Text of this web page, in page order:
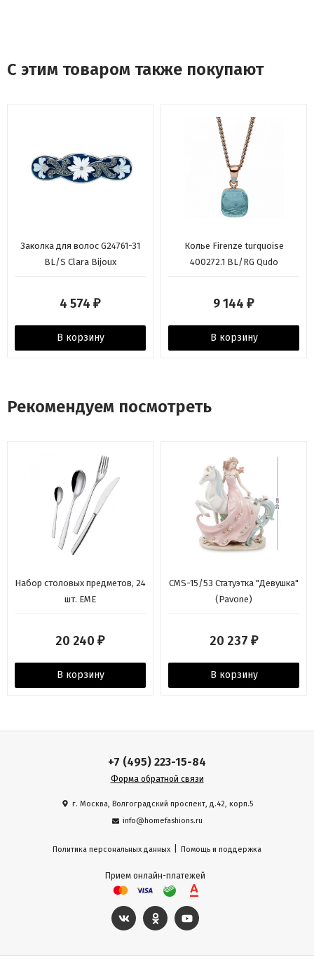
С этим товаром также покупают
Заколка для волос G24761-31
BL/S Clara Bijoux
4 574 ₽
В корзину
Колье Firenze turquoise
400272.1 BL/RG Qudo
9 144 ₽
В корзину
Рекомендуем посмотреть
Набор столовых предметов, 24
шт. EME
20 240 ₽
В корзину
CMS-15/53 Статуэтка "Девушка"
(Pavone)
20 237 ₽
В корзину
+7 (495) 223-15-84
Форма обратной связи
г. Москва, Волгоградский проспект, д.42, корп.5
info@homefashions.ru
Политика персональных данных Помощь и поддержка
Прием онлайн-платежей